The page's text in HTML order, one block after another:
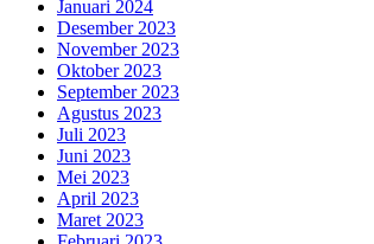
Januari 2024
Desember 2023
November 2023
Oktober 2023
September 2023
Agustus 2023
Juli 2023
Juni 2023
Mei 2023
April 2023
Maret 2023